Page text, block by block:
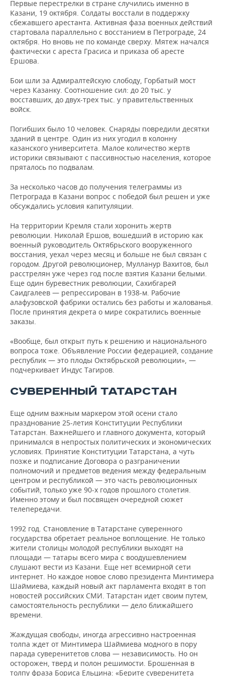
Первые перестрелки в стране случились именно в
Казани, 19 октября. Солдаты восстали в поддержку
сбежавшего арестанта. Активная фаза военных действий
стартовала параллельно с восстанием в Петрограде, 24
октября. Но вновь не по команде сверху. Мятеж начался
фактически с ареста Грасиса и приказа об аресте
Ершова.
Бои шли за Адмиралтейскую слободу, Горбатый мост
через Казанку. Соотношение сил: до 20 тыс. у
восставших, до двух-трех тыс. у правительственных
войск.
Погибших было 10 человек. Снаряды повредили десятки
зданий в центре. Один из них угодил в колонну
казанского университета. Малое количество жертв
историки связывают с пассивностью населения, которое
пряталось по подвалам.
За несколько часов до получения телеграммы из
Петрограда в Казани вопрос с победой был решен и уже
обсуждались условия капитуляции.
На территории Кремля стали хоронить жертв
революции. Николай Ершов, вошедший в историю как
военный руководитель Октябрьского вооруженного
восстания, уехал через месяц и больше не был связан с
городом. Другой революционер, Мулланур Вахитов, был
расстрелян уже через год после взятия Казани белыми.
Еще один буревестник революции, Сахибгарей
Саидгалеев — репрессирован в 1938-м. Рабочие
алафузовской фабрики остались без работы и жалованья.
После принятия декрета о мире сократились военные
заказы.
«Вообще, был открыт путь к решению и национального
вопроса тоже. Объявление России федерацией, создание
республик — это плоды Октябрьской революции», —
подчеркивает Индус Тагиров.
СУВЕРЕННЫЙ ТАТАРСТАН
Еще одним важным маркером этой осени стало
празднование 25-летия Конституции Республики
Татарстан. Важнейшего и главного документа, который
принимался в непростых политических и экономических
условиях. Принятие Конституции Татарстана, а чуть
позже и подписание Договора о разграничении
полномочий и предметов ведения между федеральным
центром и республикой — это часть революционных
событий, только уже 90-х годов прошлого столетия.
Именно этому и был посвящен очередной сюжет
телепередачи.
1992 год. Становление в Татарстане суверенного
государства обретает реальное воплощение. Не только
жители столицы молодой республики выходят на
площади — татары всего мира с воодушевлением
слушают вести из Казани. Еще нет всемирной сети
интернет. Но каждое новое слово президента Минтимера
Шаймиева, каждый новый акт парламента входят в топ
новостей российских СМИ. Татарстан идет своим путем,
самостоятельность республики — дело ближайшего
времени.
Жаждущая свободы, иногда агрессивно настроенная
толпа ждет от Минтимера Шаймиева модного в пору
парада суверенитетов слова — независимость. Но он
осторожен, тверд и полон решимости. Брошенная в
толпу фраза Бориса Ельцина: «Берите суверенитета